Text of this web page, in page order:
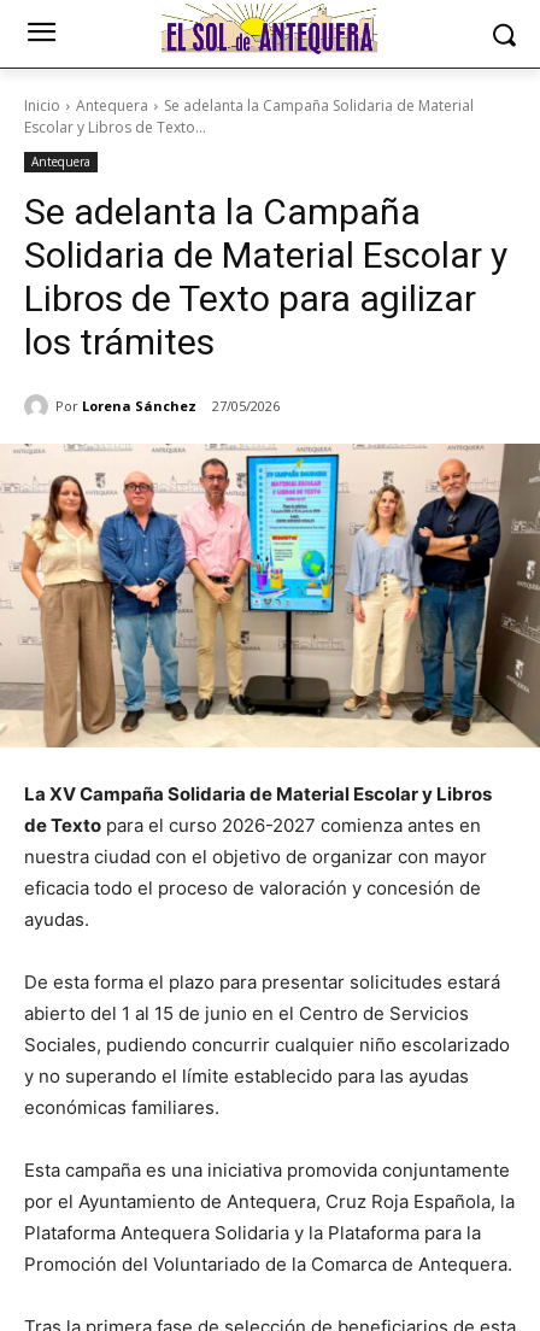
Inicio Antequera
Se adelanta la Campaña Solidaria de Material
Escolar y Libros de Texto...
Antequera
Se adelanta la Campaña
Solidaria de Material Escolar y
Libros de Texto para agilizar
los trámites
Por Lorena Sánchez 27/05/2026
La XV Campaña Solidaria de Material Escolar y Libros
de Texto para el curso 2026-2027 comienza antes en
nuestra ciudad con el objetivo de organizar con mayor
eficacia todo el proceso de valoración y concesión de
ayudas.
De esta forma el plazo para presentar solicitudes estará
abierto del 1 al 15 de junio en el Centro de Servicios
Sociales, pudiendo concurrir cualquier niño escolarizado
y no superando el límite establecido para las ayudas
económicas familiares.
Esta campaña es una iniciativa promovida conjuntamente
por el Ayuntamiento de Antequera, Cruz Roja Española, la
Plataforma Antequera Solidaria y la Plataforma para la
Promoción del Voluntariado de la Comarca de Antequera.